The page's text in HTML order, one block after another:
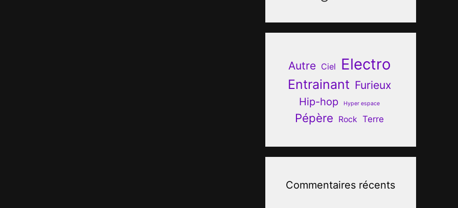
Autre Ciel Electro
Entrainant Furieux
Hip-hop Hyper espace
Pépère Rock Terre
Commentaires récents